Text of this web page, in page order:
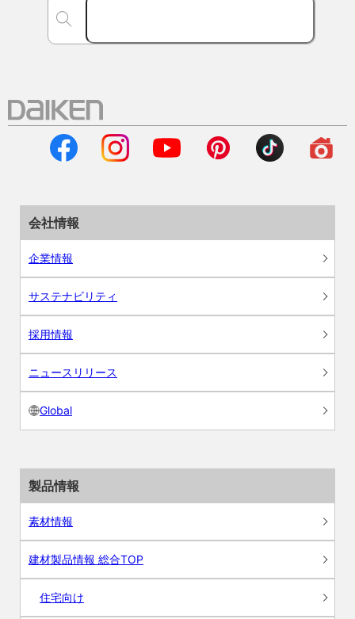
会社情報
企業情報
サステナビリティ
採用情報
ニュースリリース
Global
製品情報
素材情報
建材製品情報 総合TOP
住宅向け